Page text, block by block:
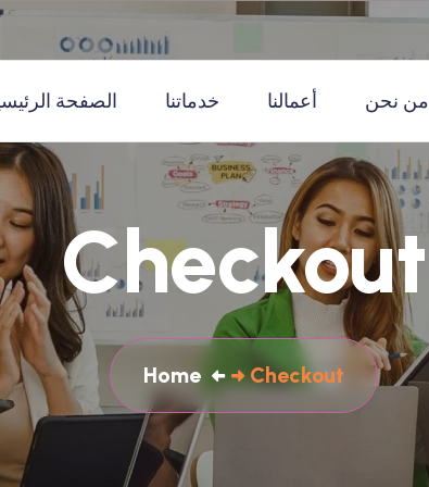
الصفحة خدماتنا أعمالنا من نحن
Checkout
Home Checkout